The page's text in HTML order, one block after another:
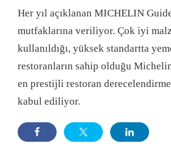
Her yıl açıklanan MICHELIN
mutfaklarına veriliyor. Çok iyi
kullanıldığı, yüksek standartta
restoranların sahip olduğu
en prestijli restoran
kabul ediliyor.